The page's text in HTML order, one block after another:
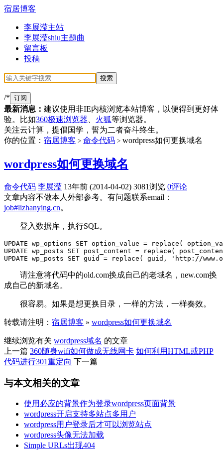
宿居博客
李展滢主站
李展滢shiu主题曲
留言板
投稿
/* 订阅
最新消息： 建议使用非IE内核浏览本站博客，以便得到更好体
验。比如360极速浏览器 火狐等浏览器。
关注云计算，提倡国学，誓为二者奋斗终生。
你的位置： 宿居博客 > 命令代码 > wordpress如何更换域名
wordpress如何更换域名
命令代码 李展滢 13年前 (2014-04-02) 3081浏览 0评论
文章内容不做本人外部参考。有问题联系email：
job#lizhanying.cn。
登入数据库，执行SQL。
UPDATE wp_options SET option_value = replace(
UPDATE wp_posts SET post_content = replace(
请注意将代码中的old.com换成自己的老域名，new.com换
成自己的新域名。
很容易。如果是想更换目录，一样的方法，一样奏效。
转载请注明： 宿居博客 » wordpress如何更换域名
继续浏览有关 wordpress域名 的文章
上一篇 360随身wifi如何做成无线网卡 如何利用HTML或PHP
代码进行301重定向 下一篇
与本文相关的文章
使用必应的背景作为登录wordpress页面背景
wordpress开启支持多站点多用户
wordpress用户登录后才可以浏览站点
wordpress头像无法加载
Simple URLs出现404